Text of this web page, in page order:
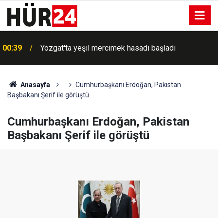
00:39 Yozgat'ta yeşil mercimek hasadı başladı
Anasayfa
Cumhurbaşkanı Erdoğan, Pakistan
Başbakanı Şerif ile görüştü
Cumhurbaşkanı Erdoğan, Pakistan
Başbakanı Şerif ile görüştü